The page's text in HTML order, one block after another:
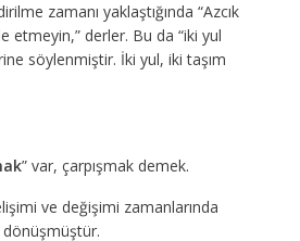
zamanı yaklaştığında “Azcık
etmeyin,” derler. Bu da “iki yul
söylenmiştir. İki yul, iki taşım
” var, çarpışmak demek.
ve değişimi zamanlarında